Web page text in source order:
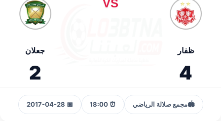
ظفار
4
VS
جعلان
2
🏟️مجمع صلالة الرياضي ⏰ 18:00
📅 2017-04-28